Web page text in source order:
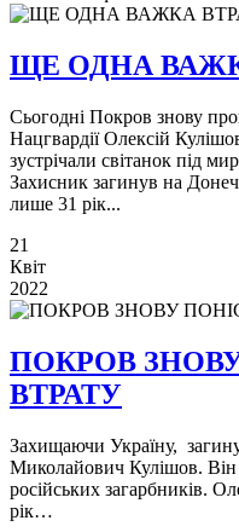
ЩЕ ОДНА
Сьогодні Покров знову
Нацгвардії Олексій
зустрічали світанок під
Захисник загинув на
лише 31 рік...
21
Квіт
2022
ПОКРОВ
ВТРАТУ
Захищаючи Україну,
Миколайович Кулішов. Він
російських загарбників.
рік…